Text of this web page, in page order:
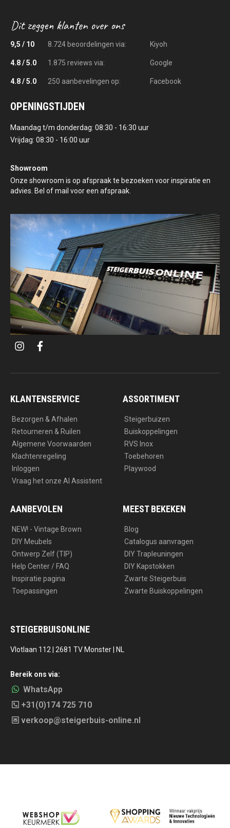
9,5 / 10 8.724 beoordelingen via: Kiyoh
4.8 / 5.0 1.875 reviews via: Google
4.8 / 5.0 250 aanbevelingen op: Facebook
OPENINGSTIJDEN
Maandag t/m donderdag: 08:30 - 16:30 uur
Vrijdag: 08:30 - 16:00 uur
Showroom
Onze showroom is op afspraak te bezoeken voor inspiratie en
advies. Bel of mail voor een afspraak.
i
t
a
f
e
k
KLANTENSERVICE
Bezorgen & Afhalen
Retourneren & Ruilen
Algemene Voorwaarden
Klachtenregeling
Inloggen
Vraag het onze AI Assistent
ASSORTIMENT
Steigerbuizen
Buiskoppelingen
RVS Inox
Toebehoren
Playwood
AANBEVOLEN
NEW! - Vintage Brown
DIY Meubels
Ontwerp Zelf (TIP)
Help Center / FAQ
Inspiratie pagina
Toepassingen
MEEST BEKEKEN
Blog
Catalogus aanvragen
DIY Trapleuningen
DIY Kapstokken
Zwarte Steigerbuis
Zwarte Buiskoppelingen
STEIGERBUISONLINE
Vlotlaan 112 | 2681 TV Monster | NL
Bereik ons via:
WhatsApp
+31(0)174 725 710
verkoop@steigerbuis-online.nl